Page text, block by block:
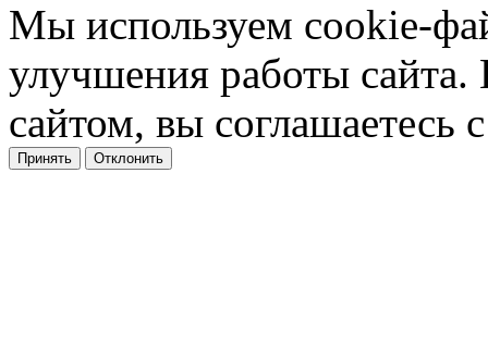
Мы используем cookie-
улучшения работы сайта.
сайтом, вы соглашаетесь
Принять Отклонить